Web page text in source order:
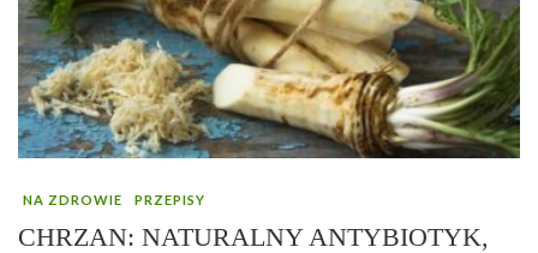
NA ZDROWIE PRZEPISY
CHRZAN: NATURALNY ANTYBIOTYK,